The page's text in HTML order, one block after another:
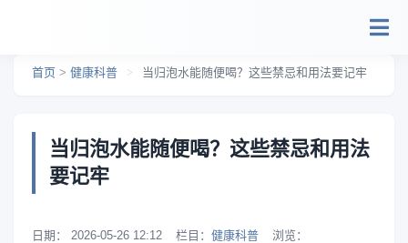
首页 > 健康科普 > 当归泡水能随便喝？这些禁忌和用法要记牢
当归泡水能随便喝？这些禁忌和用法
要记牢
日期： 2026-05-26 12:12 栏目： 健康科普 浏览：